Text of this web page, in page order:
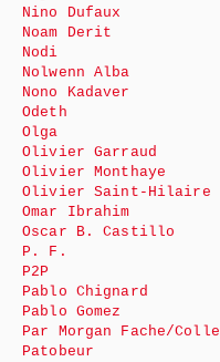
Nino Dufaux
Noam Derit
Nodi
Nolwenn Alba
Nono Kadaver
Odeth
Olga
Olivier Garraud
Olivier Monthaye
Olivier Saint-Hilaire
Omar Ibrahim
Oscar B. Castillo
P. F.
P2P
Pablo Chignard
Pablo Gomez
Par Morgan Fache/
Patobeur